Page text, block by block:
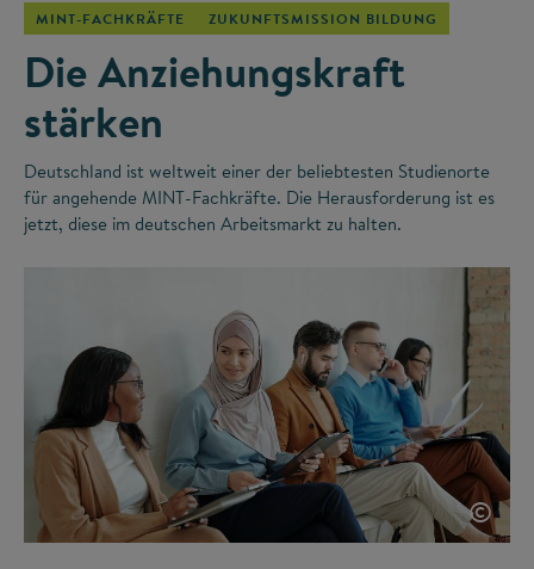
MINT-FACHKRÄFTE ZUKUNFTSMISSION BILDUNG
Die Anziehungskraft
stärken
Deutschland ist weltweit einer der beliebtesten Studienorte
für angehende MINT-Fachkräfte. Die Herausforderung ist es
jetzt, diese im deutschen Arbeitsmarkt zu halten.
©